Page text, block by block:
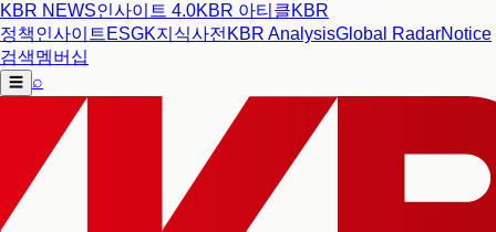
KBR NEWS인사이트 4.0KBR 아티클KBR
정책인사이트 ESGK지식사전 KBR AnalysisGlobal RadarNotice
검색멤버십
☰ ⌕